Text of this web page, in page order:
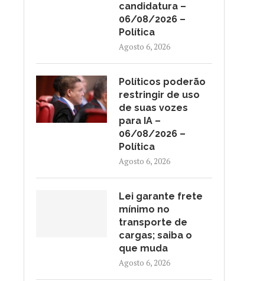
candidatura –
06/08/2026 –
Política
Agosto 6, 2026
Políticos poderão
restringir de uso
de suas vozes
para IA –
06/08/2026 –
Política
Agosto 6, 2026
Lei garante frete
mínimo no
transporte de
cargas; saiba o
que muda
Agosto 6, 2026